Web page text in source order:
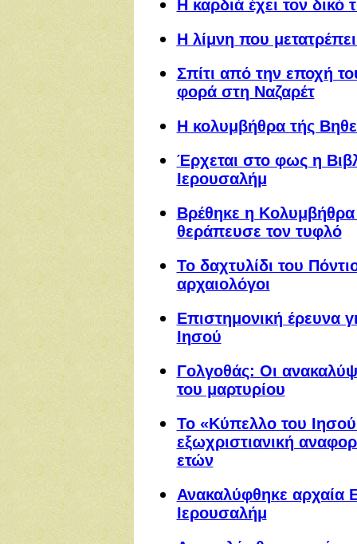
Η καρδιά έχει τον δικό
Η λίμνη που
Σπίτι από την εποχή
φορά στη Ναζαρέτ
Η κολυμβήθρα τής
Έρχεται στο φως η
Ιερουσαλήμ
Βρέθηκε η
θεράπευσε τον τυφλό
Το δαχτυλίδι του
αρχαιολόγοι
Επιστημονική έρευνα
Ιησού
Γολγοθάς: Οι
του μαρτυρίου
Το «Κύπελλο του
εξωχριστιανική
ετών
Ανακαλύφθηκε αρχαία
Ιερουσαλήμ